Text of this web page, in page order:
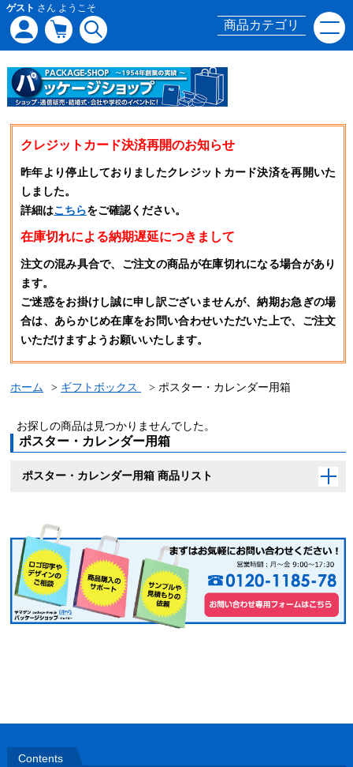
ゲスト さん ようこそ
商品カテゴリ
クレジットカード決済再開のお知らせ
昨年より停止しておりましたクレジットカード決済を再開いた
しました。
詳細はこちらをご確認ください。
在庫切れによる納期遅延につきまして
注文の混み具合で、ご注文の商品が在庫切れになる場合があり
ます。
ご迷惑をお掛けし誠に申し訳ございませんが、納期お急ぎの場
合は、あらかじめ在庫をお問い合わせいただいた上で、ご注文
いただけますようお願いいたします。
ホーム ギフトボックス ポスター・カレンダー用箱
お探しの商品は見つかりませんでした。
ポスター・カレンダー用箱
ポスター・カレンダー用箱 商品リスト
Contents